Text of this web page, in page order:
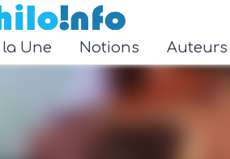
au contenu principal
la Une Notions